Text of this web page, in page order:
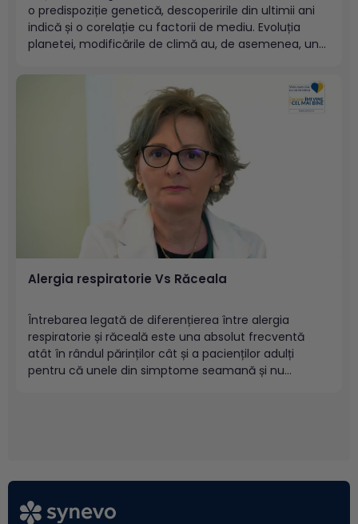
o predispoziție genetică, descoperirile din ultimii ani
indică și o corelație cu factorii de mediu. Evoluția
planetei, modificările de climă au, de asemenea, un
alergeni respiratoriPanel alergeni respiratori (5
teste)Profil extins IgE specifice (allergy Explorer)...
Alergia respiratorie Vs Răceala
Întrebarea legată de diferențierea între alergia
respiratorie și răceală este una absolut frecventă
atât în rândul părinților cât și a pacienților adulți
pentru că unele din simptome seamană și nu